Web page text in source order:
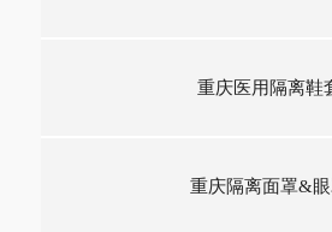
重庆医用隔离鞋
重庆隔离面罩&